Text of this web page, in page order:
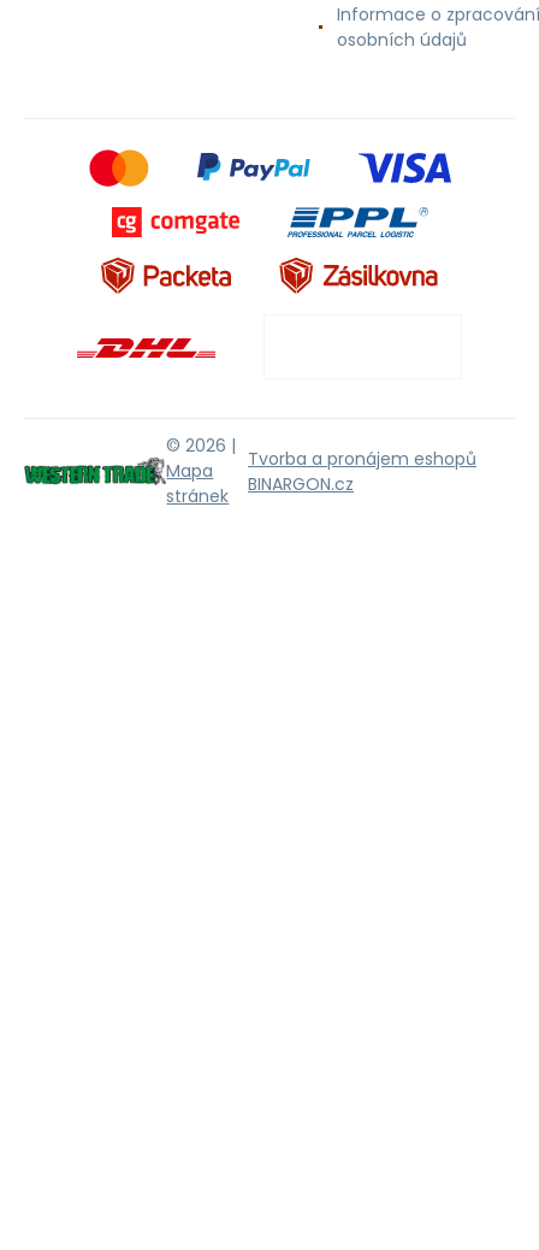
Informace o zpracování
osobních údajů
© 2026 |
Mapa
stránek
Tvorba a pronájem eshopů
BINARGON.cz